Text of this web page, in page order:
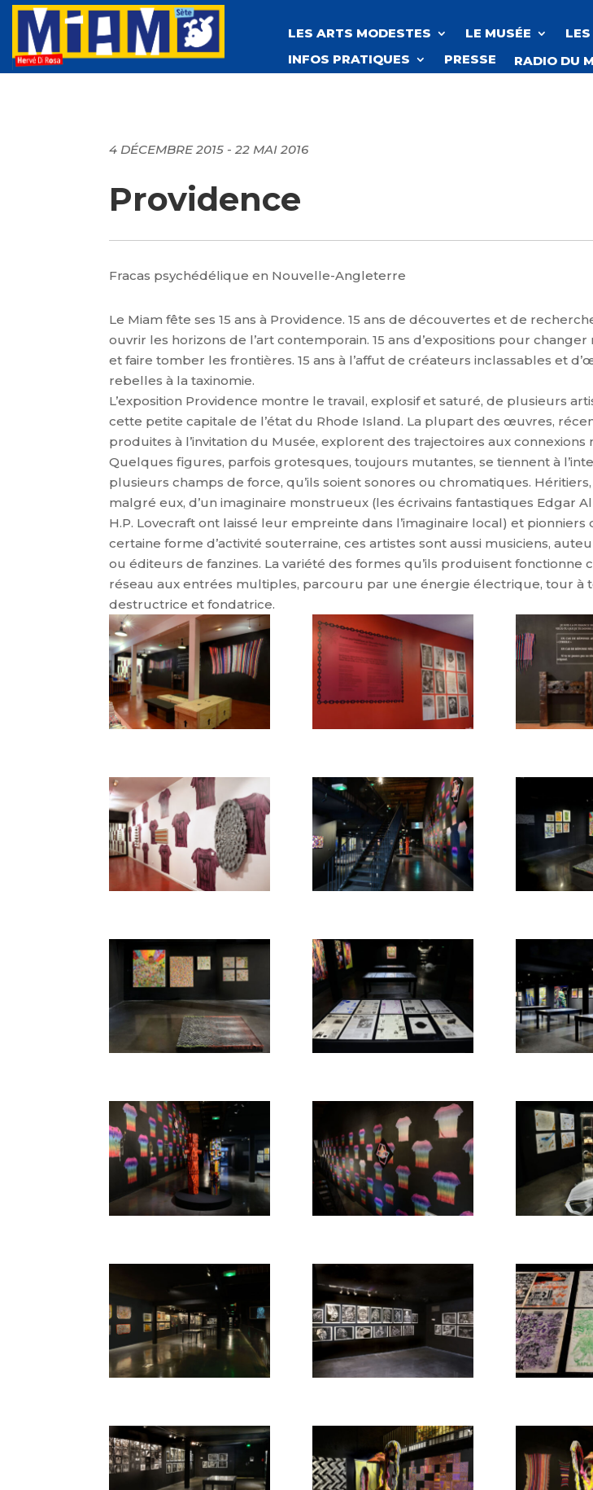
LES ARTS MODESTES LE MUSÉE
INFOS PRATIQUES
PRESSE RADIO DU
4 DÉCEMBRE 2015 - 22 MAI 2016
Providence
Fracas psychédélique en Nouvelle-Angleterre
Le Miam fête ses 15 ans à Providence. 15 ans de découvertes et de
ouvrir les horizons de l’art contemporain. 15 ans d’expositions pour
et faire tomber les frontières. 15 ans à l’affut de créateurs inclassables et
rebelles à la taxinomie.
L’exposition Providence montre le travail, explosif et saturé, de plusieurs
cette petite capitale de l’état du Rhode Island. La plupart des œuvres,
produites à l’invitation du Musée, explorent des trajectoires aux connexions
Quelques figures, parfois grotesques, toujours mutantes, se tiennent à
plusieurs champs de force, qu’ils soient sonores ou chromatiques.
malgré eux, d’un imaginaire monstrueux (les écrivains fantastiques Edgar
H.P. Lovecraft ont laissé leur empreinte dans l’imaginaire local) et pionniers
certaine forme d’activité souterraine, ces artistes sont aussi musiciens,
ou éditeurs de fanzines. La variété des formes qu’ils produisent fonctionne
réseau aux entrées multiples, parcouru par une énergie électrique, tour à
destructrice et fondatrice.